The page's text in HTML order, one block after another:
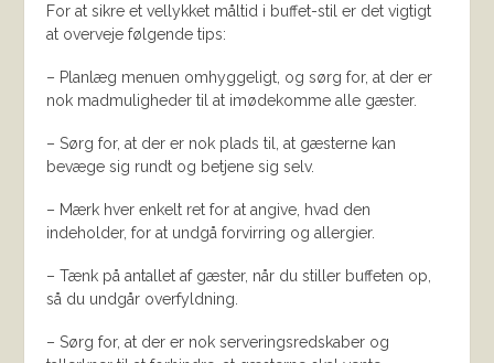
For at sikre et vellykket måltid i buffet-stil er det vigtigt
at overveje følgende tips:
– Planlæg menuen omhyggeligt, og sørg for, at der er
nok madmuligheder til at imødekomme alle gæster.
– Sørg for, at der er nok plads til, at gæsterne kan
bevæge sig rundt og betjene sig selv.
– Mærk hver enkelt ret for at angive, hvad den
indeholder, for at undgå forvirring og allergier.
– Tænk på antallet af gæster, når du stiller buffeten op,
så du undgår overfyldning.
– Sørg for, at der er nok serveringsredskaber og